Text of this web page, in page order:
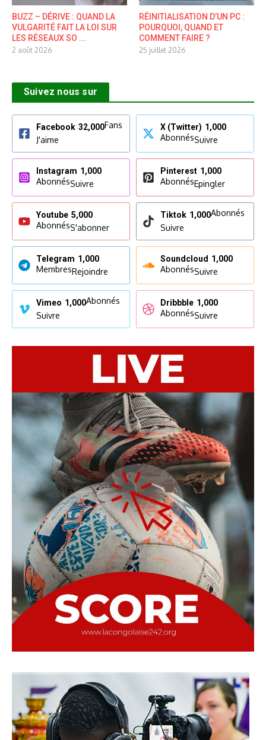
BUZZ – DÉRIVE : QUAND LA
VULGARITÉ FAIT LA LOI SUR
LES RÉSEAUX SO ...
2 août 2026
RÉINITIALISATION D’UN PC :
POURQUOI, QUAND ET
COMMENT FAIRE ?
25 juillet 2026
Suivez nous sur
Facebook 32,000Fans
J'aime
X (Twitter) 1,000
AbonnésSuivre
Instagram 1,000
AbonnésSuivre
Pinterest 1,000
AbonnésEpingler
Youtube 5,000
AbonnésS'abonner
Tiktok 1,000Abonnés
Suivre
Telegram 1,000
MembresRejoindre
Soundcloud 1,000
AbonnésSuivre
Vimeo 1,000Abonnés
Suivre
Dribbble 1,000
AbonnésSuivre